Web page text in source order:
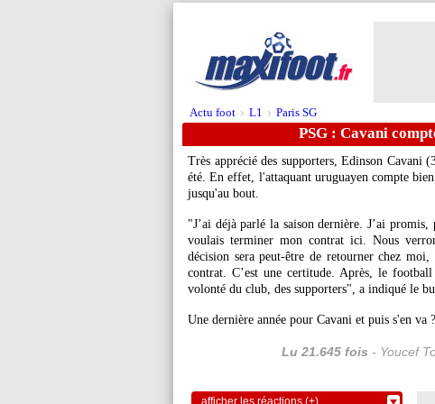
Actu foot > L1 > Paris SG
PSG : Cavani
Très apprécié des supporters,Edinson Cavani
été. En effet, l'attaquant uruguayen compte
jusqu'au bout.
"J’ai déjà parlé la saison dernière. J’ai
voulais terminer mon contrat ici. Nous
décision sera peut-être de retourner chez
contrat. C’est une certitude. Après, le
volonté du club, des supporters", a indiqué le
Une dernière année pour Cavani et puis s'en
Lu 21.645 fois - Youcef
afficher les réactions (+)